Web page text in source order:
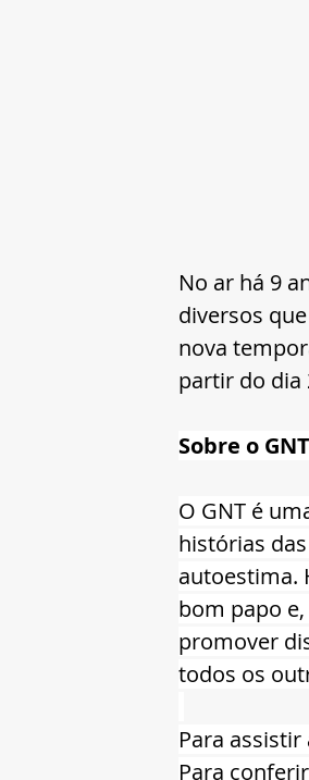
No ar há 9
diversos
nova
partir do dia
Sobre o GNT
O GNT é
histórias
autoestima.
bom papo
promover
todos os
Para
Para